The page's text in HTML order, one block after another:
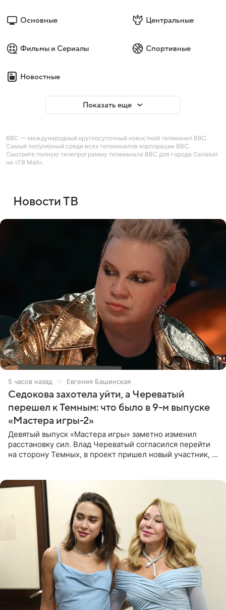
Основные Центральные
Фильмы и Сериалы Спортивные
Новостные
Показать еще
BBC — международный круглосуточный новостной телеканал BBC.
Самый популярный среди всех телеканалов корпорации BBC.
Смотрите полную телепрограмму телеканала BBC для города Салават
на «ТВ Mail».
Новости ТВ
5 часов назад Евгения Башинская
Седокова захотела уйти, а Череватый
перешел к Темным: что было в 9-м выпуске
«Мастера игры-2»
Девятый выпуск «Мастера игры» заметно изменил
расстановку сил. Влад Череватый согласился перейти
на сторону Темных, в проект пришел новый участник, а